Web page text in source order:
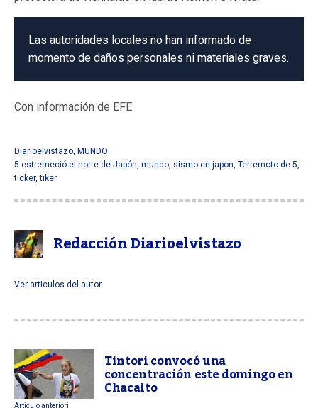
Las autoridades locales no han informado de
momento de daños personales ni materiales graves.
Con información de EFE
Diarioelvistazo, MUNDO
5 estremeció el norte de Japón, mundo, sismo en japon, Terremoto de 5,
ticker,tiker
Redacción Diarioelvistazo
Ver articulos del autor
Tintori convocó una
concentración este domingo en
Chacaito
Articulo anteriori